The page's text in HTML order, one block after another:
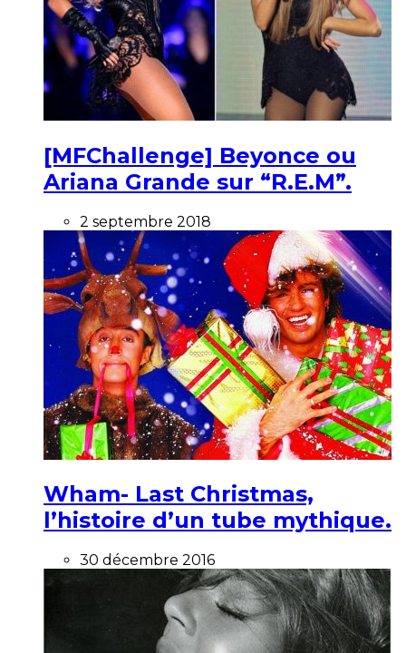
[MFChallenge] Beyonce ou
Ariana Grande sur “R.E.M”.
2 septembre 2018
Wham- Last Christmas,
l’histoire d’un tube mythique.
30 décembre 2016